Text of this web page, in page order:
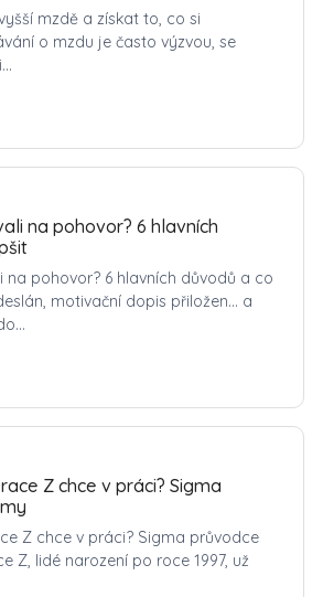
mzdě a získat to, co si
o mzdu je často výzvou, se
na pohovor? 6 hlavních
na pohovor? 6 hlavních důvodů a co
motivační dopis přiložen… a
Z chce v práci? Sigma
Z chce v práci? Sigma průvodce
Z, lidé narození po roce 1997, už